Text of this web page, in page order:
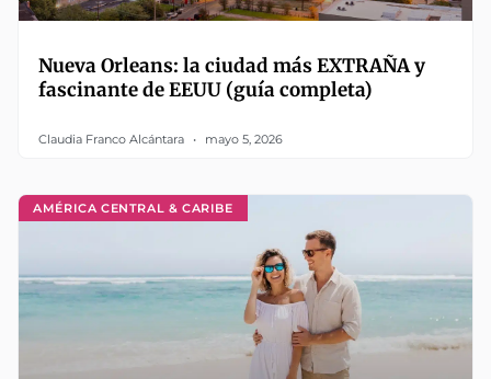
Nueva Orleans: la ciudad más EXTRAÑA y
fascinante de EEUU (guía completa)
Claudia Franco Alcántara mayo 5, 2026
AMÉRICA CENTRAL & CARIBE